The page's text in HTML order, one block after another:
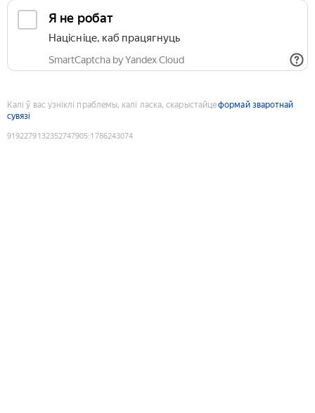
Я не робат
Націсніце, каб працягнуць
SmartCaptcha by Yandex Cloud
Калі ў вас узніклі праблемы, калі ласка, скарыстайцеформай зваротнай
сувязі
9192279132352747905:1786243074